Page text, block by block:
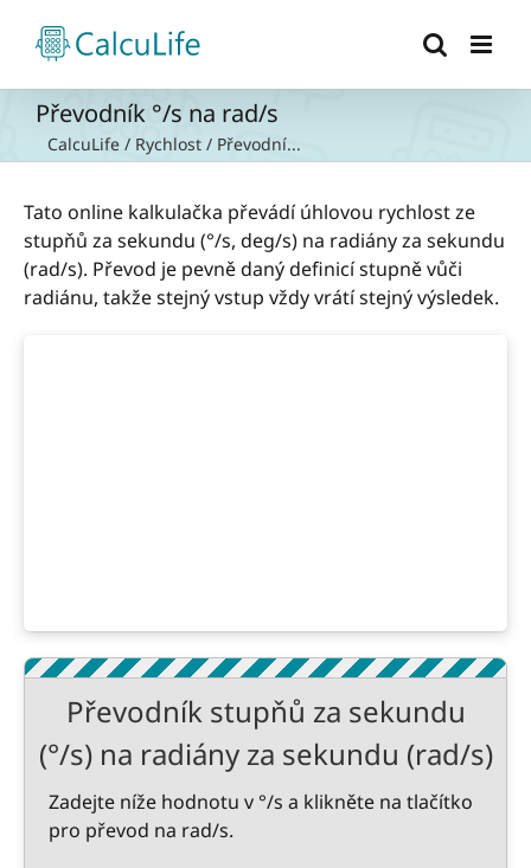
obsah
Převodník °/s na rad/s
CalcuLife / Rychlost / Převodní...
Tato online kalkulačka převádí úhlovou rychlost ze
stupňů za sekundu (°/s, deg/s) na radiány za sekundu
(rad/s). Převod je pevně daný definicí stupně vůči
radiánu, takže stejný vstup vždy vrátí stejný výsledek.
Převodník stupňů za sekundu
(°/s) na radiány za sekundu (rad/s)
Zadejte níže hodnotu v °/s a klikněte na tlačítko
pro převod na rad/s.